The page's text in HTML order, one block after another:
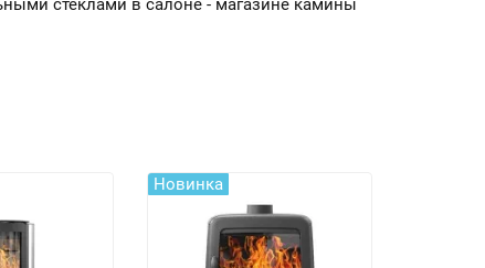
стеклами в салоне - магазине камины
Новинка